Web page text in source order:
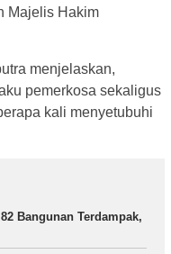
Majelis Hakim
menjelaskan,
pemerkosa sekaligus
kali menyetubuhi
Bangunan Terdampak,